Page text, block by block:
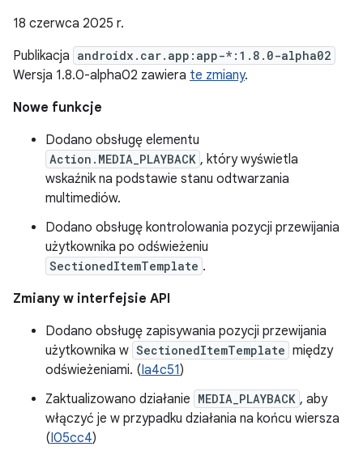
18 czerwca 2025 r.
Publikacja androidx.car.app:app-*:1.8.0-alpha02
Wersja 1.8.0-alpha02 zawiera te zmiany.
Nowe funkcje
Dodano obsługę elementu
Action.MEDIA_PLAYBACK , który wyświetla
wskaźnik na podstawie stanu odtwarzania
multimediów.
Dodano obsługę kontrolowania pozycji przewijania
użytkownika po odświeżeniu
SectionedItemTemplate .
Zmiany w interfejsie API
Dodano obsługę zapisywania pozycji przewijania
użytkownika w SectionedItemTemplate między
odświeżeniami. (Ia4c51)
Zaktualizowano działanie MEDIA_PLAYBACK , aby
włączyć je w przypadku działania na końcu wiersza
(I05cc4)